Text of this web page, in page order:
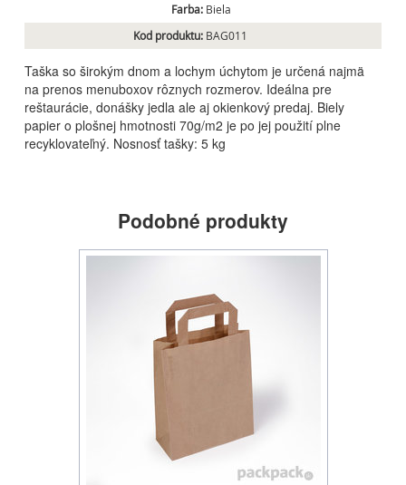
Farba: Biela
Kod produktu: BAG011
Taška so širokým dnom a lochym úchytom je určená najmä
na prenos menuboxov rôznych rozmerov. Ideálna pre
reštaurácie, donášky jedla ale aj okienkový predaj. Biely
papier o plošnej hmotnosti 70g/m2 je po jej použití plne
recyklovateľný. Nosnosť tašky: 5 kg
Podobné produkty